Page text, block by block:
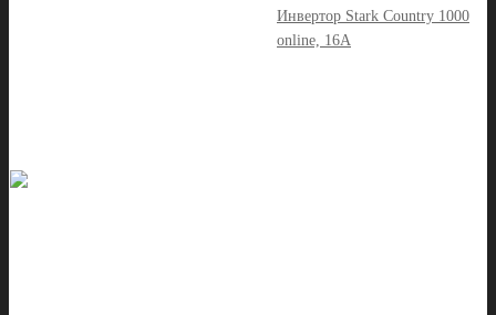
Инвертор Stark Country 1000
online, 16А